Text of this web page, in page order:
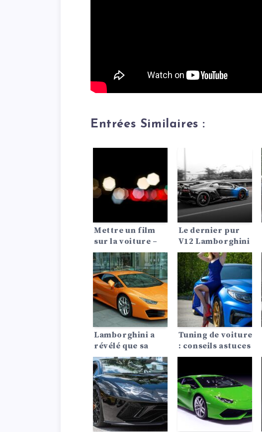
Entrées Similaires :
Mettre un film
sur la voiture –
voilà comment
faire !
Le dernier pur
V12 Lamborghini
? Oui, c’est la fin
d’une époque
pour l’Aventador,
la voiture de
sport
emblématique
qui a défini une
décennie.
Lamborghini a
révélé que sa
prochaine super
voiture de sport
HPEV sera
équipée d’un
moteur V8
hybride biturbo.
Tuning de voiture
: conseils astuces